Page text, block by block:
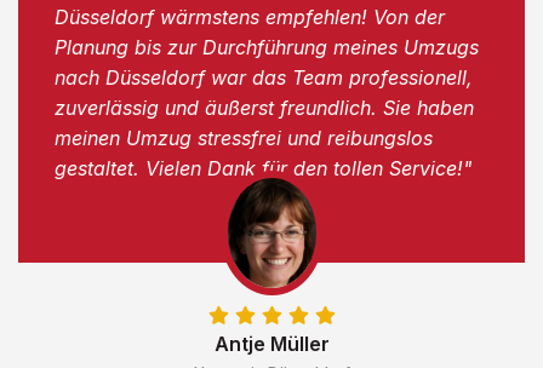
Antje Müller
Düsseldorf wärmstens empfehlen! Von der
Planung bis zur Durchführung meines Umzugs
nach Düsseldorf war das Team professionell,
zuverlässig und äußerst freundlich. Sie haben
meinen Umzug stressfrei und reibungslos
gestaltet. Vielen Dank für den tollen Service!"